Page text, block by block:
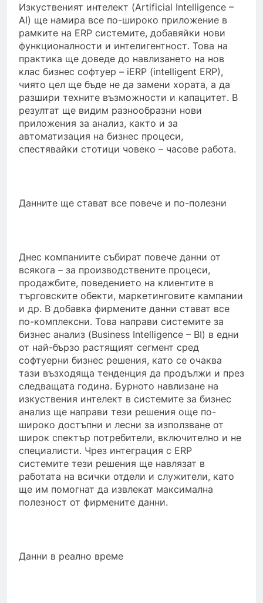
Изкуственият интелект (Artificial Intelligence –
AI) ще намира все по-широко приложение в
рамките на ERP системите, добавяйки нови
функционалности и интелигентност. Това на
практика ще доведе до навлизането на нов
клас бизнес софтуер – iERP (intelligent ERP),
чиято цел ще бъде не да замени хората, а да
разшири техните възможности и капацитет. В
резултат ще видим разнообразни нови
приложения за анализ, както и за
автоматизация на бизнес процеси,
спестявайки стотици човеко – часове работа.
Данните ще стават все повече и по-полезни
Днес компаниите събират повече данни от
всякога – за производствените процеси,
продажбите, поведението на клиентите в
търговските обекти, маркетинговите кампании
и др. В добавка фирмените данни стават все
по-комплексни. Това направи системите за
бизнес анализ (Business Intelligence – BI) в едни
от най-бързо растящият сегмент сред
софтуерни бизнес решения, като се очаква
тази възходяща тенденция да продължи и през
следващата година. Бурното навлизане на
изкуствения интелект в системите за бизнес
анализ ще направи тези решения още по-
широко достъпни и лесни за използване от
широк спектър потребители, включително и не
специалисти. Чрез интеграция с ERP
системите тези решения ще навлязат в
работата на всички отдели и служители, като
ще им помогнат да извлекат максимална
полезност от фирмените данни.
Данни в реално време